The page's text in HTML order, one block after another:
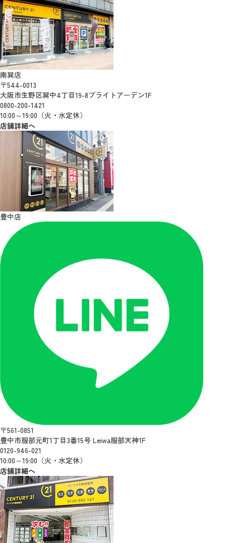
南巽店
〒544-0013
大阪市生野区巽中4丁目19-8ブライトアーデン1F
0800-200-1421
10:00～19:00（火・水定休）
店舗詳細へ
豊中店
〒561-0851
豊中市服部元町1丁目3番15号 Leiwa服部天神1F
0120-946-021
10:00～19:00（火・水定休）
店舗詳細へ